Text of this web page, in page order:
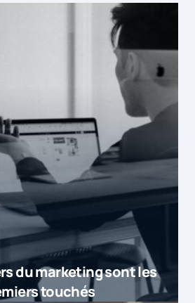
du marketing sont les
touchés